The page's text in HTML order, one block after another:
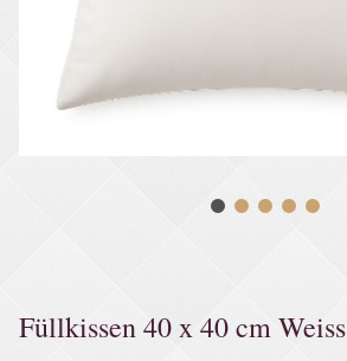
Füllkissen 40 x 40 cm Weiss